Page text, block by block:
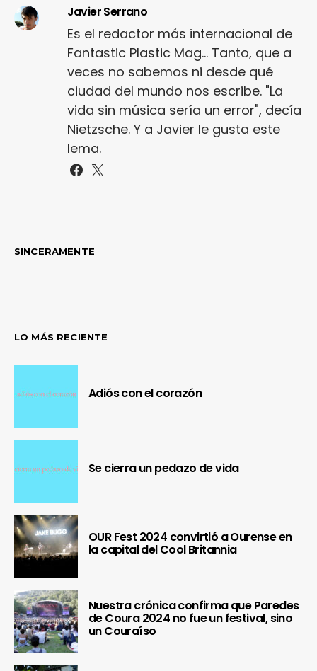
Javier Serrano
Es el redactor más internacional de
Fantastic Plastic Mag... Tanto, que a
veces no sabemos ni desde qué
ciudad del mundo nos escribe. "La
vida sin música sería un error", decía
Nietzsche. Y a Javier le gusta este
lema.
SINCERAMENTE
LO MÁS RECIENTE
Adiós con el corazón
Se cierra un pedazo de vida
OUR Fest 2024 convirtió a Ourense en
la capital del Cool Britannia
Nuestra crónica confirma que Paredes
de Coura 2024 no fue un festival, sino
un Couraíso